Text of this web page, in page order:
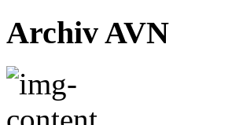
Archiv AVN